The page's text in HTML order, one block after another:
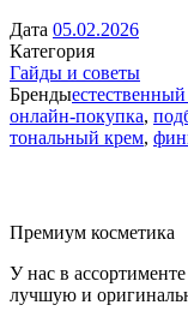
Дата 05.02.2026
Категория
Гайды и советы
Бренды
онлайн-покупка,
тональный крем,
Премиум косметика
У нас в
лучшую и